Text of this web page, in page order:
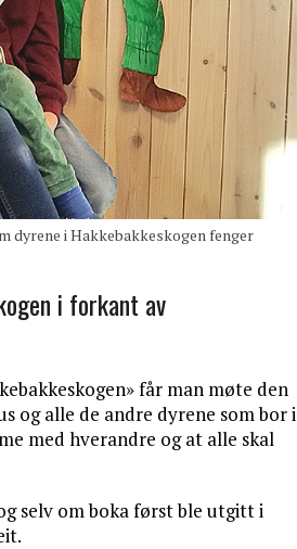
dyrene i Hakkebakkeskogen fenger
i forkant av
får man møte den
og alle de andre dyrene som bor i
med hverandre og at alle skal
selv om boka først ble utgitt i